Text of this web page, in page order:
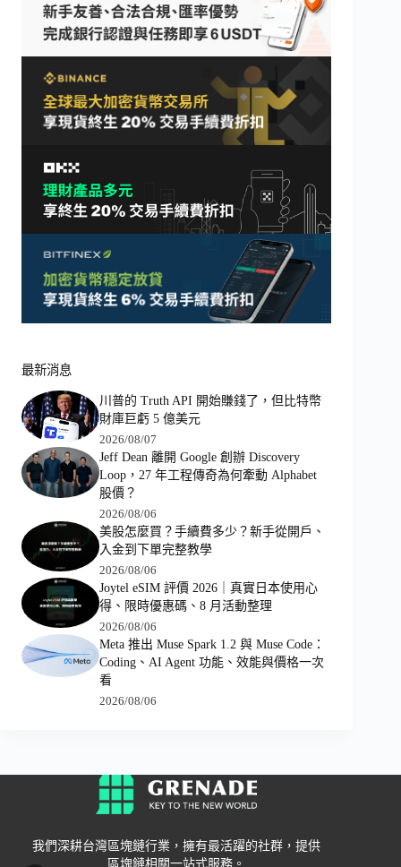
最新消息
川普的 Truth API 開始賺錢了，但比特幣
財庫巨虧 5 億美元
2026/08/07
Jeff Dean 離開 Google 創辦 Discovery
Loop，27 年工程傳奇為何牽動 Alphabet
股價？
2026/08/06
美股怎麼買？手續費多少？新手從開戶、
入金到下單完整教學
2026/08/06
Joytel eSIM 評價 2026｜真實日本使用心
得、限時優惠碼、8 月活動整理
2026/08/06
Meta 推出 Muse Spark 1.2 與 Muse Code：
Coding、AI Agent 功能、效能與價格一次
看
2026/08/06
我們深耕台灣區塊鏈行業，擁有最活躍的社群，提供
區塊鏈相關一站式服務。